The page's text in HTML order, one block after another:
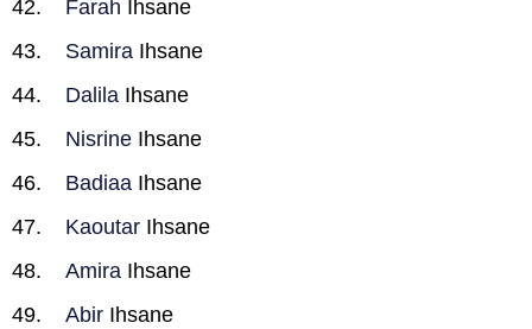
Farah Ihsane
Samira Ihsane
Dalila Ihsane
Nisrine Ihsane
Badiaa Ihsane
Kaoutar Ihsane
Amira Ihsane
Abir Ihsane